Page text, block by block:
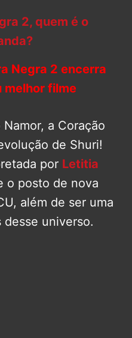
2, quem é o
Negra 2 encerra
melhor filme
a Coração
de Shuri!
por Letitia
o posto de nova
além de ser uma
universo.